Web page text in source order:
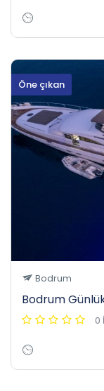
Öne çıkan
Bodrum
Bodrum
0